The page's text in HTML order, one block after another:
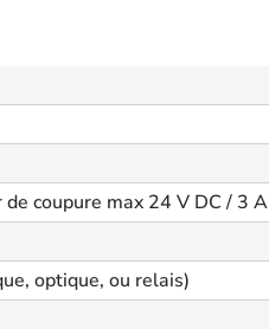
coupure max 24 V DC / 3 A
optique, ou relais)